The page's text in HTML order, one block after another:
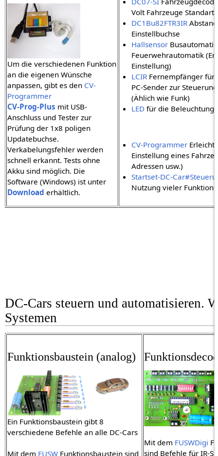
Um die verschiedenen Funktion
an die eigenen Wünsche
anpassen, gibt es den CV-
Programmer
CV-Prog-Plus mit USB-
Anschluss und Tester zur
Prüfung der 1x8 poligen
Updatebuchse.
Verkabelungsfehler werden
schnell erkannt. Tests ohne
Akku sind möglich. Die
Software (Windows) ist unter
Download erhältlich.
Volt Fahrzeuge Standart
DC1Bu82FTR3IR
Einstellbuchse
Hallsensor Busautomatik
Feuerwehrautomatik
Einstellung)
LCIR Fernempfänger für
PC-Sender zur
(Ählich wie Funk)
LED für die Beleuchtung
CV-Programmer
Einstellung eines
Adressen usw.)
Startset-DC-
Nutzung vieler
DC-Cars steuern und automatisieren.
Systemen
Funktionsbaustein (analog)
Ein Funktionsbaustein gibt 8
verschiedene Befehle an alle DC-Cars
Mit dem FUSWFunktionsbaustein sind
Mit dem FUSWDigi
sind Befehle für IR-